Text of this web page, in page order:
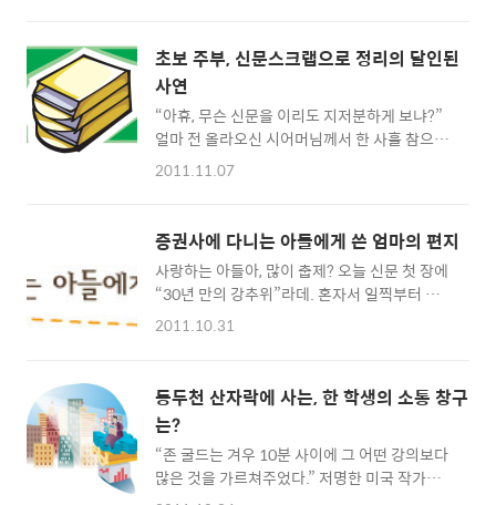
황에 염려의 시선을 보내는 이가 있었다. B양이
다. B양은 A양과 같은 중학교에 다니는 3학년
친구 사이이다...
썼지만, 젊은이로서 만끽하고 싶은 타지에서의
고독과 나름의 뿌듯함, 존재에 대한 의문 등을
돌아볼 매일 밤 하굣길의 시간만은 양보해 둔다.
하지만 그날 하루만큼은 기숙사를 향한 발걸음
을 재촉했다. 몇 주전 부모님께 부탁 드린 최고
의 반찬인 김부각과 옷가지가 도착했다는 소식
차원에서 덮힌 상자 위아래의 아직은 빳빳한 신
문지들을 차례로 책상에 펴놓고 김부각 하나를
뜯었다. 그리..
초보 주부, 신문스크랩으로 정리의 달인된
사연
“아휴, 무슨 신문을 이리도 지저분하게 보냐?”
얼마 전 올라오신 시어머님께서 한 사흘 참으시
다가 결국 하신 말씀입니다. 신문을 이리저리 펼
가며 붙이고 하는 모습이 정신 사나워 보이신게
죠. 아침 6시 반이면 남편이 출근하고 그때 아이
들은(초5, 초2) 잠자리에서 일어나 안녕히 다녀
오시라는 인사를 하며 밖에 놓여있는 신문을 집
어 듭니다. 다른 집과는 달리 저희는 신문을 2부
으로 구독하고 있습니다. 오래 전부터 TV는 방
에 곱게 모셔두고 신문으로 세상을 맞이합니다.
남편을 배웅하고 바로, 아이들과 함께 각자 좋아
하는 면을 펼치고..
2011.11.07
증권사에 다니는 아들에게 쓴 엄마의 편지
사랑하는 아들아, 많이 춥제? 오늘 신문 첫 장에
“30년 만의 강추위”라데. 혼자서 일찍부터 밥
도 못 묵고 출근할 니 생각하니 참 보고 싶구나.
고, 지금도 니랑 대화도 나눌까해서 이렇게 나름
열심히 하고 있다. 니 분야가 돈이 오가는 곳이
라매? 그 뭐고……. 참! 여의도 증권가. 테레비
에서 나올 때마다 “내 아들도 저렇게 양복 입고
출퇴근 하는구나.” 생각하니 한편으로는 뿌듯하
2011.10.31
동두천 산자락에 사는, 한 학생의 소통 창구
는?
“존 굴드는 겨우 10분 사이에 그 어떤 강의보다
많은 것을 가르쳐주었다.” 저명한 미국 작가인